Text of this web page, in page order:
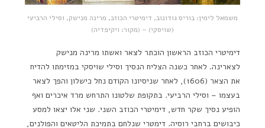
משמאל לימין: בוריס גודונוב, דימיטרי הכוזב, מרינה מנישק, וסילי הרביעי
(שויסקי) – (מקור: ויקיפדיה)
דימיטרי הכוזב הראשון הוכתר לצאר ואשתו מרינה מנישק
לצארינה. לאחר כשנה הצליח הנסיך וסילי שויסקי במזימתו להדיח
את הצאר (1606), לאחר שניסיונו הקודם נחל כישלון והפך לצאר
בעצמו – וסילי הרביעי. בתקופת שלטונו התרחש מרד איכרים ואף
הופיע נסיך שקר חדש, דימיטרי הכוזב השני. שני אלו יצאו למסע
כיבושים ברחבי רוסיה. דימטרי שנלחם בתמיכת הליטאים והפולנים,